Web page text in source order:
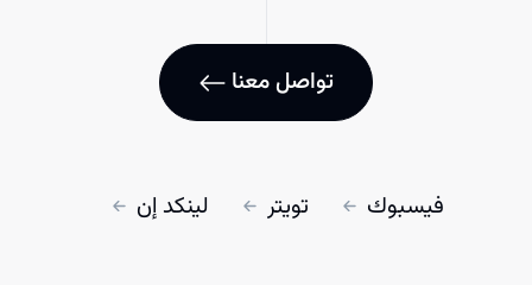
تواصل معنا
فيسبوك تويتر لينكد إن